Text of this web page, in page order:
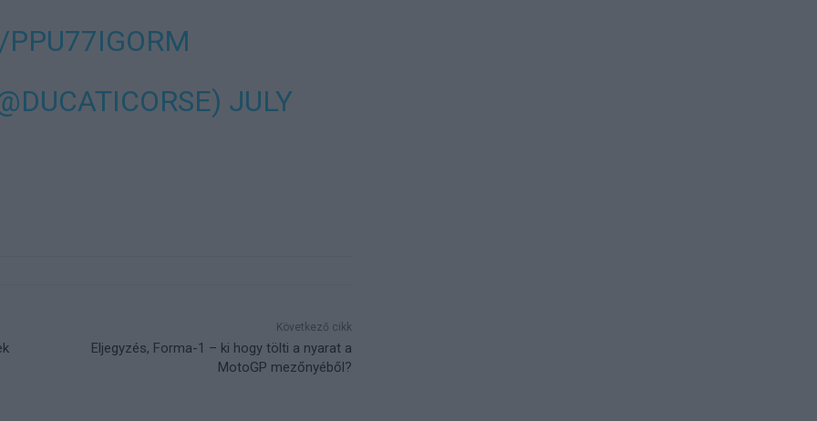
JULY
Következő cikk
Eljegyzés, Forma-1 – ki hogy tölti a nyarat a
MotoGP mezőnyéből?